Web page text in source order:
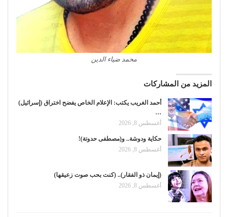
محمد ضياء الدين
المزيد من المشاركات
أحمد الغريب يكتب: الإعلام الخاص يفضح اختراق (إسرائيل)
…
أغسطس 8, 2026
حكاية ودوشة.. و(مصطفى حدوتة)!
أغسطس 8, 2026
(إيمان ذو الفقار).. (كنت بحب صوت زعيقها)
أغسطس 8, 2026